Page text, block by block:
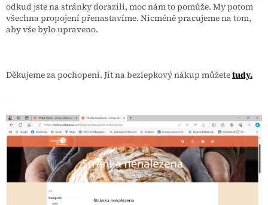
odkud jste na stránky dorazili, moc nám to pomůže. My potom
všechna propojení přenastavíme. Nicméně pracujeme na tom,
aby vše bylo upraveno.
Děkujeme za pochopení. Jít na bezlepkový nákup můžetetudy.